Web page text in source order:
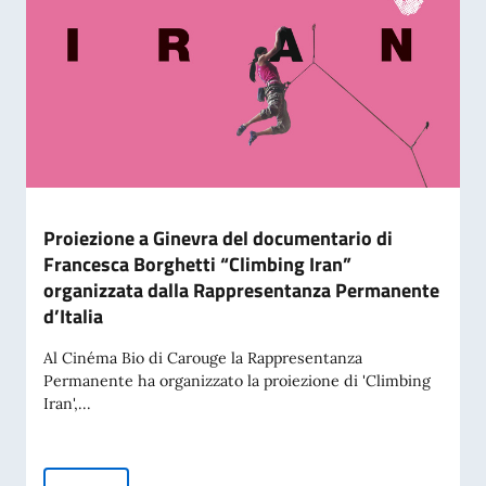
Proiezione a Ginevra del documentario di
Francesca Borghetti “Climbing Iran”
organizzata dalla Rappresentanza Permanente
d’Italia
Al Cinéma Bio di Carouge la Rappresentanza
Permanente ha organizzato la proiezione di 'Climbing
Iran',...